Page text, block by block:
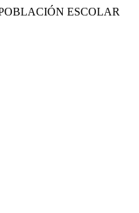
ESCOLAR